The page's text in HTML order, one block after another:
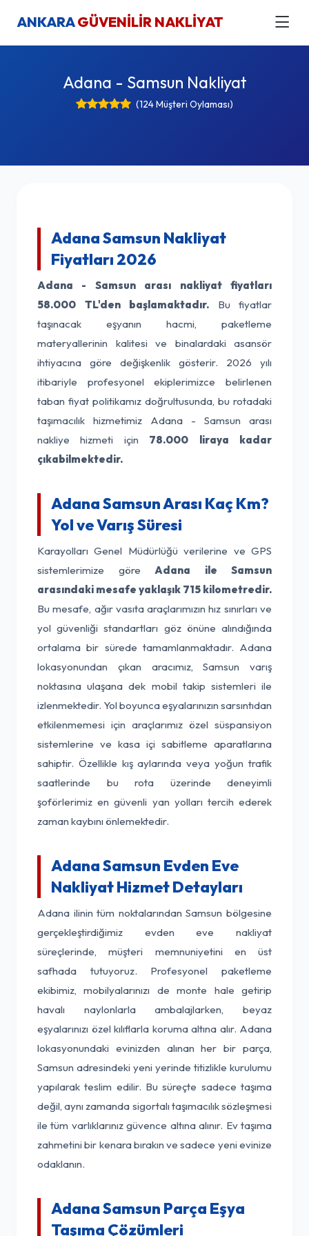
ANKARAGÜVENİLİR NAKLİYAT
Adana - Samsun Nakliyat
(124 Müşteri Oylaması)
Adana Samsun Nakliyat
Fiyatları 2026
Adana - Samsun arası nakliyat fiyatları
58.000 TL'den başlamaktadır. Bu fiyatlar
taşınacak eşyanın hacmi, paketleme
materyallerinin kalitesi ve binalardaki asansör
ihtiyacına göre değişkenlik gösterir. 2026 yılı
itibariyle profesyonel ekiplerimizce belirlenen
taban fiyat politikamız doğrultusunda, bu rotadaki
taşımacılık hizmetimiz Adana - Samsun arası
nakliye hizmeti için 78.000 liraya kadar
çıkabilmektedir.
Adana Samsun Arası Kaç Km?
Yol ve Varış Süresi
Karayolları Genel Müdürlüğü verilerine ve GPS
sistemlerimize göre Adana ile Samsun
arasındaki mesafe yaklaşık 715 kilometredir.
Bu mesafe, ağır vasıta araçlarımızın hız sınırları ve
yol güvenliği standartları göz önüne alındığında
ortalama bir sürede tamamlanmaktadır. Adana
lokasyonundan çıkan aracımız, Samsun varış
noktasına ulaşana dek mobil takip sistemleri ile
izlenmektedir. Yol boyunca eşyalarınızın sarsıntıdan
etkilenmemesi için araçlarımız özel süspansiyon
sistemlerine ve kasa içi sabitleme aparatlarına
sahiptir. Özellikle kış aylarında veya yoğun trafik
saatlerinde bu rota üzerinde deneyimli
şoförlerimiz en güvenli yan yolları tercih ederek
zaman kaybını önlemektedir.
Adana Samsun Evden Eve
Nakliyat Hizmet Detayları
Adana ilinin tüm noktalarından Samsun bölgesine
gerçekleştirdiğimiz evden eve nakliyat
süreçlerinde, müşteri memnuniyetini en üst
safhada tutuyoruz. Profesyonel paketleme
ekibimiz, mobilyalarınızı de monte hale getirip
havalı naylonlarla ambalajlarken, beyaz
eşyalarınızı özel kılıflarla koruma altına alır. Adana
lokasyonundaki evinizden alınan her bir parça,
Samsun adresindeki yeni yerinde titizlikle kurulumu
yapılarak teslim edilir. Bu süreçte sadece taşıma
değil, aynı zamanda sigortalı taşımacılık sözleşmesi
ile tüm varlıklarınız güvence altına alınır. Ev taşıma
zahmetini bir kenara bırakın ve sadece yeni evinize
odaklanın.
Adana Samsun Parça Eşya
Taşıma Çözümleri